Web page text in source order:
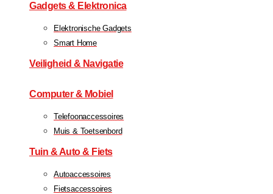
Gadgets & Elektronica
Elektronische Gadgets
Smart Home
Veiligheid & Navigatie
Computer & Mobiel
Telefoonaccessoires
Muis & Toetsenbord
Tuin & Auto & Fiets
Autoaccessoires
Fietsaccessoires